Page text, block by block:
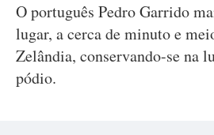
O português Pedro Garrido
lugar, a cerca de minuto e
Zelândia, conservando-se na
pódio.